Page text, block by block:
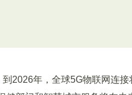
年，全球5G物联网连接